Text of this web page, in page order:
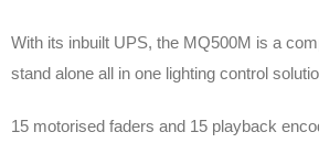
With its inbuilt UPS, the MQ500M is a
stand alone all in one lighting control
15 motorised faders and 15 playback